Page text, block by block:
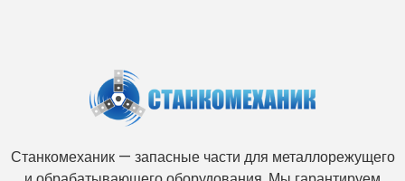
Станкомеханик — запасные части для металлорежущего